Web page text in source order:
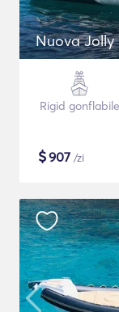
Nuova Jolly
Rigid gonflabile
$907 /zi